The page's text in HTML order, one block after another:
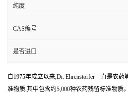
纯度
CAS编号
是否进口
自1975年成立以来,Dr. Ehrenstorfer一直是农
准物质,其中包含约5,000种农药残留标准物质。